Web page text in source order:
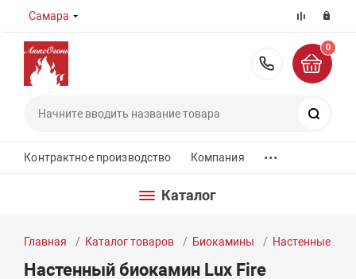
Самара
8 (800)
0
Контрактное производство Компания ...
Каталог
Главная Каталог товаров Биокамины Настенные
Настенный биокамин Lux Fire